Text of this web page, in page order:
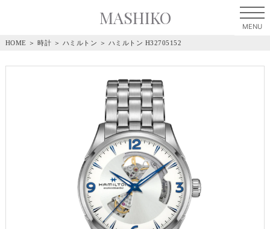
MASHIKO
HOME ＞ 時計 ＞ ハミルトン ＞ ハミルトン H32705152